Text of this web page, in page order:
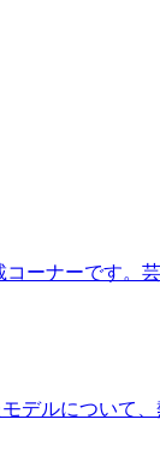
ーナーです。
デルについて、